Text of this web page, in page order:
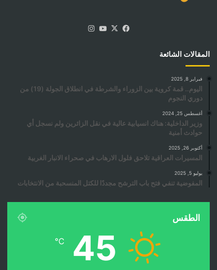
فيسبوك
‫X
‫YouTube
المقالات الشائعة
فبراير 8, 2025
اليوم.. قمة كروية بين الزوراء والشرطة في انطلاق الجولة (19) من
دوري النجوم
أغسطس 25, 2024
وزير الداخلية: هناك انسيابية عالية في نقل الزائرين ولم نسجل أي
حوادث أمنية
أكتوبر 26, 2025
المسيرات العراقية تلاحق فلول الارهاب في صحراء الانبار الغربية
يوليو 5, 2025
المفوضية تنفي فتح باب الترشح مجددًا للكتل المنسحبة من الانتخابات
الطقس
45
℃